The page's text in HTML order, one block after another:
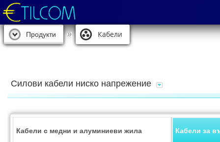
Продукти Кабели
Силови кабели ниско напрежение
Кабели с медни и алуминиеви жила Кабели за